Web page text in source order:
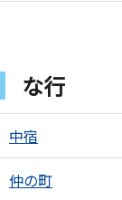
な行
中宿
仲の町